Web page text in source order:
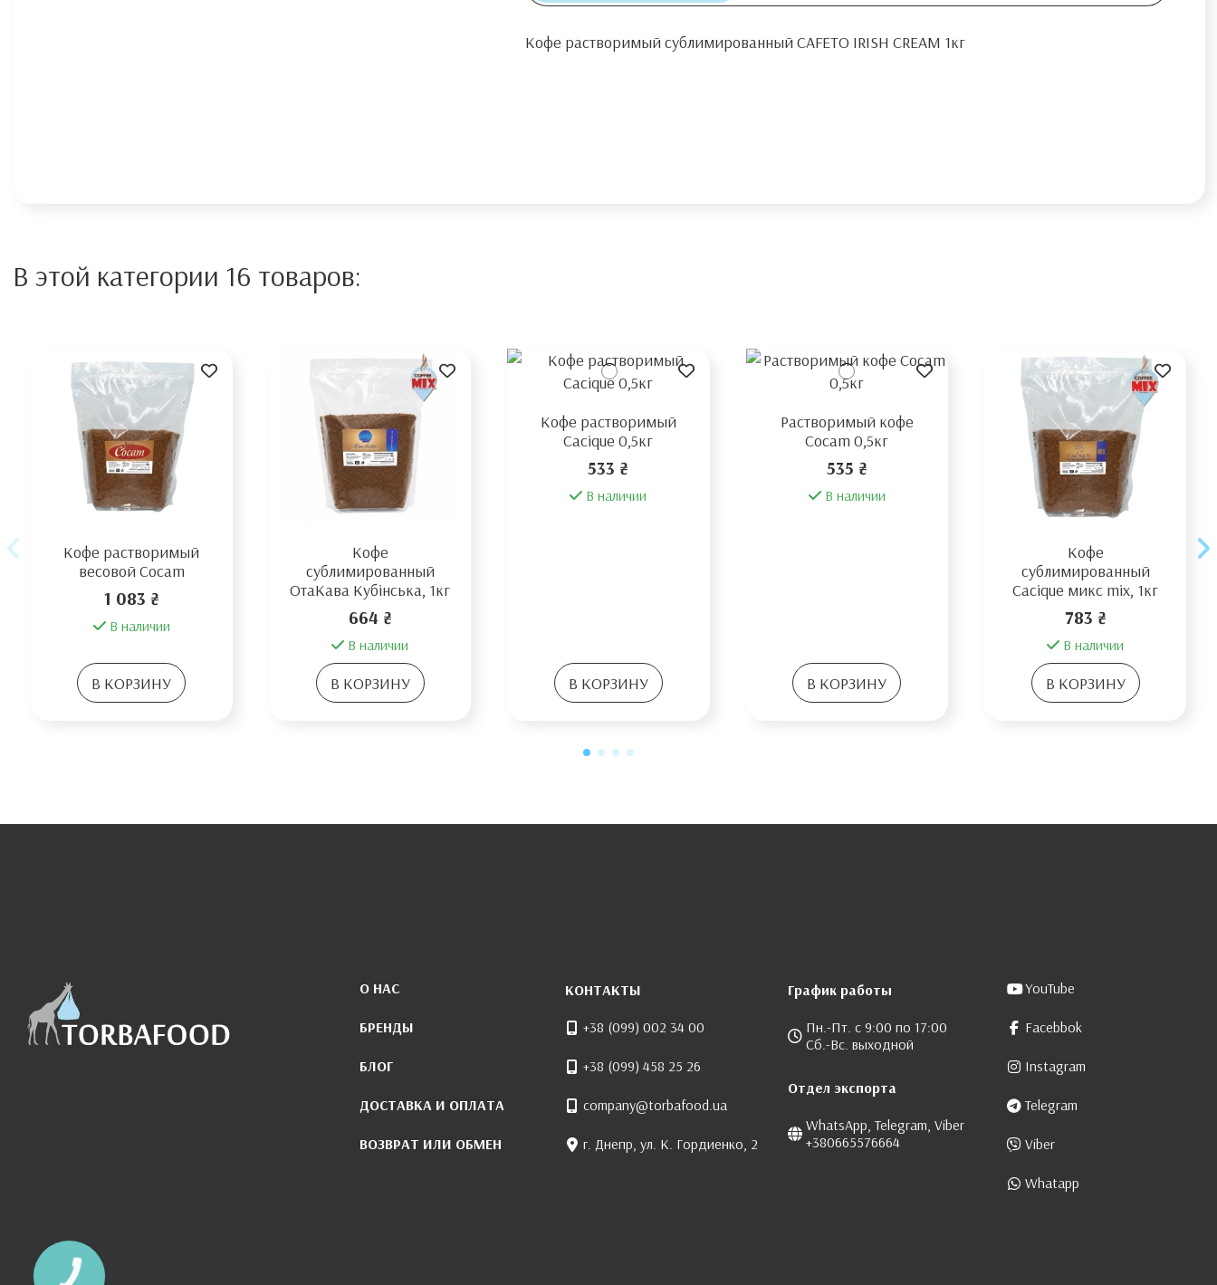
Кофе растворимый сублимированный CAFETO IRISH CREAM 1кг
В этой категории 16 товаров:
Кофе растворимый
весовой Cocam
1 083 ₴
В наличии
В КОРЗИНУ
Кофе
сублимированный
ОтаКава Кубінська, 1кг
664 ₴
В наличии
В КОРЗИНУ
Кофе растворимый
Cacique 0,5кг
533 ₴
В наличии
В КОРЗИНУ
Растворимый кофе
Cocam 0,5кг
535 ₴
В наличии
В КОРЗИНУ
Кофе
сублимированный
Cacique микс mix, 1кг
783 ₴
В наличии
В КОРЗИНУ
О НАС
БРЕНДЫ
БЛОГ
ДОСТАВКА И ОПЛАТА
ВОЗВРАТ ИЛИ ОБМЕН
КОНТАКТЫ
+38 (099) 002 34 00
+38 (099) 458 25 26
company@torbafood.ua
г. Днепр, ул. К. Гордиенко, 2
График работы
Пн.-Пт. с 9:00 по 17:00
Сб.-Вс. выходной
Отдел экспорта
WhatsApp, Telegram, Viber
+380665576664
YouTube
Facebbok
Instagram
Telegram
Viber
Whatapp